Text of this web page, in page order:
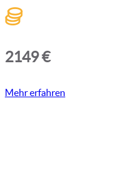
2149 €
Mehr erfahren